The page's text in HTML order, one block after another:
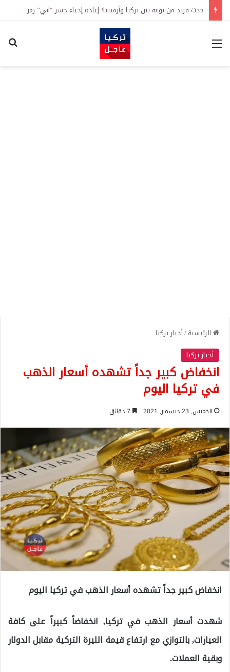
حدث فريد من نوعه بين تركيا وأرمينيا! إعادة إحياء جسر “آني” رمز طريق الحرير الذي يعود تاريخه إلى قرون
القائمة
الرئيسية/أخبار تركيا
أخبار تركيا
انخفاض كبير جداً تشهده أسعار الذهب
في تركيا اليوم
الخميس, 23 ديسمبر, 2021
انخفاض كبير جداً تشهده أسعار الذهب في تركيا اليوم
شهدت أسعار الذهب في تركيا, انخفاضاً كبيراً على كافة
العيارات, بالتوازي مع ارتفاع قيمة الليرة التركية مقابل الدولار
وبقية العملات.